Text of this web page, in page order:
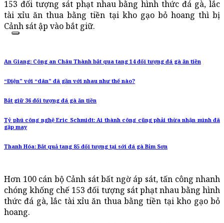
153 đối tượng sát phạt nhau bằng hình thức đá gà, lắc
tài xỉu ăn thua bằng tiền tại kho gạo bỏ hoang thì bị
Cảnh sát ập vào bắt giữ.
An Giang: Công an Châu Thành bắt qua tang 14 đối tượng đá gà ăn tiền
“Điện” với “dân” đã gần với nhau như thế nào?
Bắt giữ 36 đối tượng đá gà ăn tiền
Tỷ phú công nghệ Eric Schmidt: Ai thành công cũng phải thừa nhận mình đã
gặp may
Thanh Hóa: Bắt quả tang 85 đối tượng tại sới đá gà Bỉm Sơn
Hơn 100 cán bộ Cảnh sát bất ngờ áp sát, tấn công nhanh
chóng khống chế 153 đối tượng sát phạt nhau bằng hình
thức đá gà, lắc tài xỉu ăn thua bằng tiền tại kho gạo bỏ
hoang.